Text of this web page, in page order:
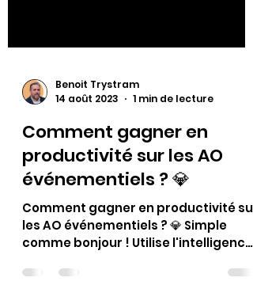
Benoit Trystram
14 août 2023
1 min de lecture
Comment gagner en
productivité sur les AO
événementiels ? 💎
les AO événementiels ? 💎 Simple